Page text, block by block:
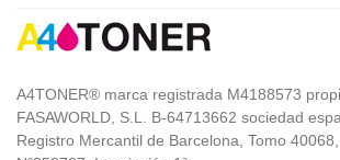
A4TONER® marca registrada M4188573
FASAWORLD, S.L. B-64713662 sociedad
Registro Mercantil de Barcelona, Tomo